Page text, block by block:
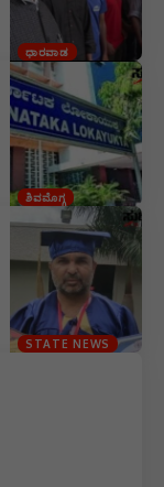
ಧಾರವಾಡ
ಶಿವಮೊಗ್ಗ
STATE NEWS